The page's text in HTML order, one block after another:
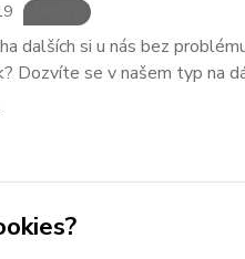
dalších si u nás bez
Dozvíte se v našem typ na